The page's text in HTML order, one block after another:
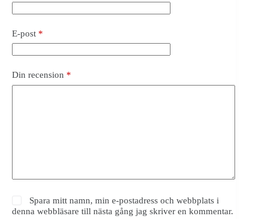
E-post *
Din recension *
Spara mitt namn, min e-postadress och webbplats i
denna webbläsare till nästa gång jag skriver en kommentar.